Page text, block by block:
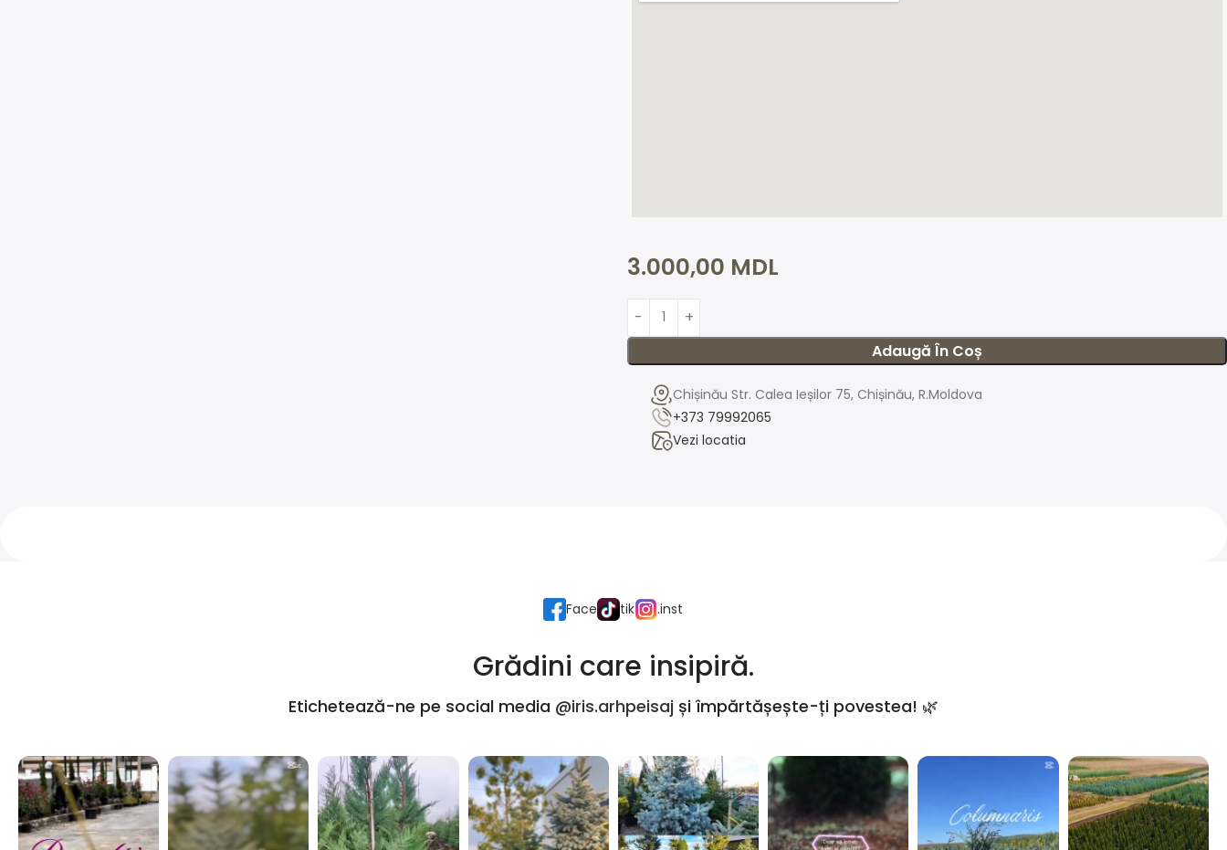
3.000,00 MDL
Adaugă În Coș
Chișinău Str. Calea Ieșilor 75, Chișinău, R.Moldova
+373 79992065
Vezi locatia
Face tik .inst
Grădini care insipiră.
Etichetează-ne pe social media @iris.arhpeisaj și împărtășește-ți povestea! 🌿